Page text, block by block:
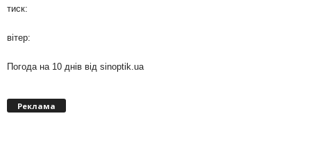
тиск:
вітер:
Погода на 10 днів від sinoptik.ua
Реклама